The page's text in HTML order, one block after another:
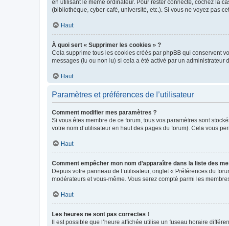
en utilisant le même ordinateur. Pour rester connecté, cochez la
(bibliothèque, cyber-café, université, etc.). Si vous ne voyez pas
Haut
À quoi sert « Supprimer les cookies » ?
Cela supprime tous les cookies créés par phpBB qui conservent
messages (lu ou non lu) si cela a été activé par un
Haut
Paramètres et préférences de l’utilisateur
Comment modifier mes paramètres ?
Si vous êtes membre de ce forum, tous vos paramètres sont
votre nom d’utilisateur en haut des pages du forum). Cela vous
Haut
Comment empêcher mon nom d’apparaître dans la liste des
Depuis votre panneau de l’utilisateur, onglet « Préférences du
modérateurs et vous-même. Vous serez compté parmi les
Haut
Les heures ne sont pas correctes !
Il est possible que l’heure affichée utilise un fuseau horaire